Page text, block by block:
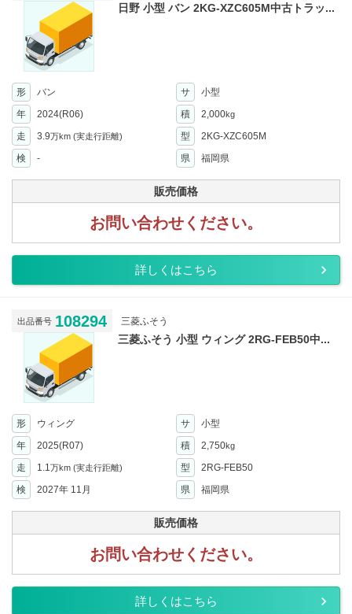
日野 小型 バン 2KG-XZC605M中古トラッ...
形 バン サ
小型
年
2024(R06) 積 2,000kg
走 3.9万km (実走行距離) 型
2KG-XZC605M
検
- 県 福岡県
販売価格
お問い合わせください。
詳しくはこちら
出品番号 108294 三菱ふそう
三菱ふそう 小型 ウィング 2RG-FEB50中...
形 ウィング サ
小型
年
2025(R07) 積 2,750kg
走 1.1万km (実走行距離) 型
2RG-FEB50
検
2027年 11月 県 福岡県
販売価格
お問い合わせください。
詳しくはこちら